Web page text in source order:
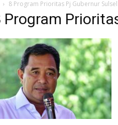
8 Program Prioritas Pj Gubernur Sulsel
Program